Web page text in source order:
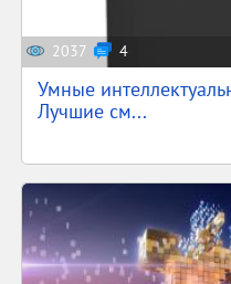
2037 4
Умные
Лучшие см...